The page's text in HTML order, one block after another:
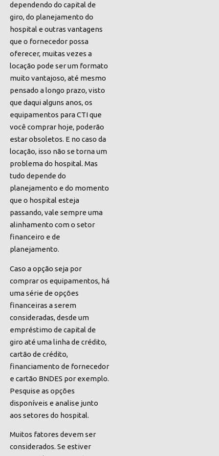
dependendo do capital de
giro, do planejamento do
hospital e outras vantagens
que o fornecedor possa
oferecer, muitas vezes a
locação pode ser um formato
muito vantajoso, até mesmo
pensado a longo prazo, visto
que daqui alguns anos, os
equipamentos para CTI que
você comprar hoje, poderão
estar obsoletos. E no caso da
locação, isso não se torna um
problema do hospital. Mas
tudo depende do
planejamento e do momento
que o hospital esteja
passando, vale sempre uma
alinhamento com o setor
financeiro e de
planejamento.
Caso a opção seja por
comprar os equipamentos, há
uma série de opções
financeiras a serem
consideradas, desde um
empréstimo de capital de
giro até uma linha de crédito,
cartão de crédito,
financiamento de fornecedor
e cartão BNDES por exemplo.
Pesquise as opções
disponíveis e analise junto
aos setores do hospital.
Muitos fatores devem ser
considerados. Se estiver